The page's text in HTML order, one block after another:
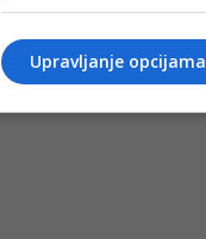
Upravljanje opcijama